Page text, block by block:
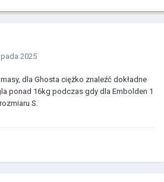
2025
dla Ghosta ciężko znaleźć dokładne
ponad 16kg podczas gdy dla Embolden 1
S.